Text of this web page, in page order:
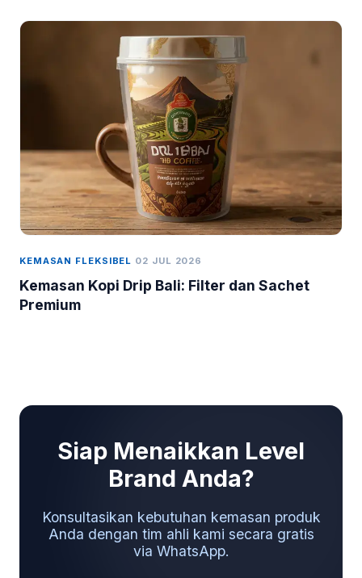
KEMASAN FLEKSIBEL 02 JUL 2026
Kemasan Kopi Drip Bali: Filter dan Sachet
Premium
Siap Menaikkan Level
Brand Anda?
Konsultasikan kebutuhan kemasan produk
Anda dengan tim ahli kami secara gratis
via WhatsApp.